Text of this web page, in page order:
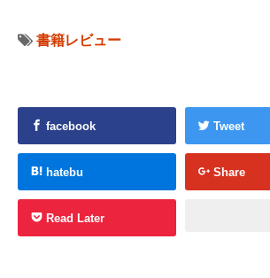
書籍レビュー
facebook Tweet
hatebu Share
Read Later